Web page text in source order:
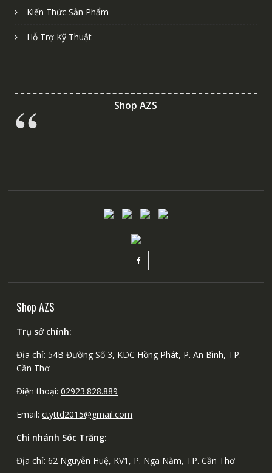
Kiến Thức Sản Phẩm
Hỗ Trợ Kỹ Thuật
Shop AZS
Shop AZS
Trụ sở chính:
Địa chỉ: 54B Đường Số 3, KDC Hồng Phát, P. An Bình, TP.
Cần Thơ
Điện thoại:02923.828.889
Email:ctyttd2015@gmail.com
Chi nhánh Sóc Trăng:
Địa chỉ: 62 Nguyễn Huệ, KV1, P. Ngã Năm, TP. Cần Thơ